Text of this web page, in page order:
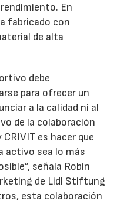
En
fabricado con
de alta
debe
para ofrecer un
a la calidad ni al
de la colaboración
es hacer que
activo sea lo más
señala Robin
de Lidl Stiftung
esta colaboración